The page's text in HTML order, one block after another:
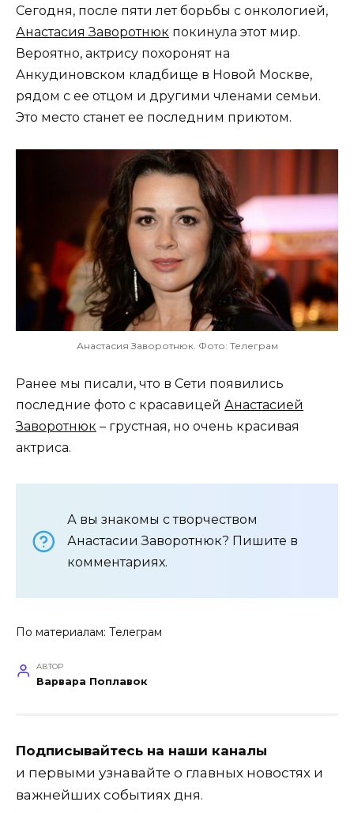
Сегодня, после пяти лет борьбы с онкологией,
Анастасия Заворотнюк покинула этот мир.
Вероятно, актрису похоронят на
Анкудиновском кладбище в Новой Москве,
рядом с ее отцом и другими членами семьи.
Это место станет ее последним приютом.
Анастасия Заворотнюк. Фото: Телеграм
Ранее мы писали, что в Сети появились
последние фото с красавицей Анастасией
Заворотнюк – грустная, но очень красивая
актриса.
А вы знакомы с творчеством
Анастасии Заворотнюк? Пишите в
комментариях.
По материалам: Телеграм
АВТОР
Варвара Поплавок
Подписывайтесь на наши каналы
и первыми узнавайте о главных новостях и
важнейших событиях дня.